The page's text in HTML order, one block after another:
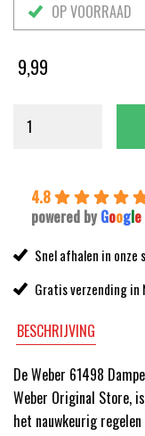
OP VOORRAAD
9,99
4.8
powered by Google
Snel afhalen in onze
Gratis verzending in
BESCHRIJVING
De Weber 61498
Weber Original Store,
het nauwkeurig